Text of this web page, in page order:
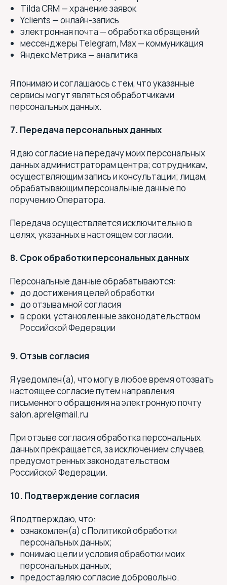
Tilda CRM — хранение заявок
Yclients — онлайн-запись
электронная почта — обработка обращений
мессенджеры Telegram, Max — коммуникация
Яндекс Метрика — аналитика
Я понимаю и соглашаюсь с тем, что указанные
сервисы могут являться обработчиками
персональных данных.
7. Передача персональных данных
Я даю согласие на передачу моих персональных
данных администраторам центра; сотрудникам,
осуществляющим запись и консультации; лицам,
обрабатывающим персональные данные по
поручению Оператора.
Передача осуществляется исключительно в
целях, указанных в настоящем согласии.
8. Срок обработки персональных данных
Персональные данные обрабатываются:
до достижения целей обработки
до отзыва мной согласия
в сроки, установленные законодательством
Российской Федерации
9. Отзыв согласия
Я уведомлен(а), что могу в любое время отозвать
настоящее согласие путем направления
письменного обращения на электронную почту
salon.aprel@mail.ru
При отзыве согласия обработка персональных
данных прекращается, за исключением случаев,
предусмотренных законодательством
Российской Федерации.
10. Подтверждение согласия
Я подтверждаю, что:
ознакомлен(а) с Политикой обработки
персональных данных;
понимаю цели и условия обработки моих
персональных данных;
предоставляю согласие добровольно.
Эстетика тела
Маникюр и педикюр
Эстетическая косметология
Аппаратная косметология
Инъекционная косметология
Медицинская лицензия
Медицинские услуги:
ИНН 4705067957
ОГРН 1154705001450
7 (911) 757-38-38
salon.aprel@mail.ru
Политика использования файлов cookie
Согласие на получение рекламных
и информационных сообщений
Политика конфиденциальности
ИП ДЕГТЯРЕНКО А. А.
ИНН 470503357098